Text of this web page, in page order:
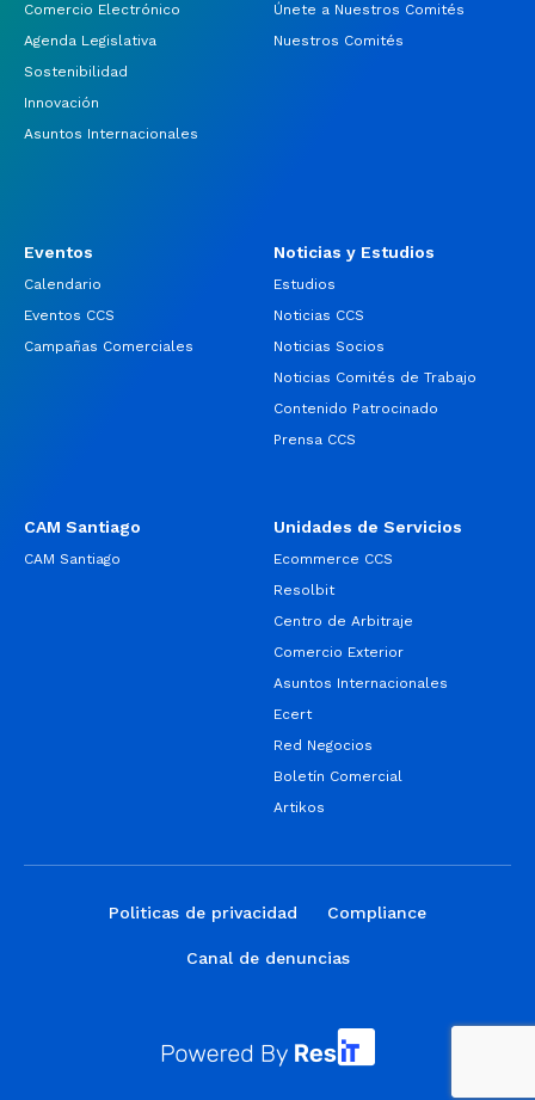
Comercio Electrónico
Agenda Legislativa
Sostenibilidad
Innovación
Asuntos Internacionales
Únete a Nuestros Comités
Nuestros Comités
Eventos
Calendario
Eventos CCS
Campañas Comerciales
Noticias y Estudios
Estudios
Noticias CCS
Noticias Socios
Noticias Comités de Trabajo
Contenido Patrocinado
Prensa CCS
CAM Santiago
CAM Santiago
Unidades de Servicios
Ecommerce CCS
Resolbit
Centro de Arbitraje
Comercio Exterior
Asuntos Internacionales
Ecert
Red Negocios
Boletín Comercial
Artikos
Politicas de privacidad Compliance
Canal de denuncias